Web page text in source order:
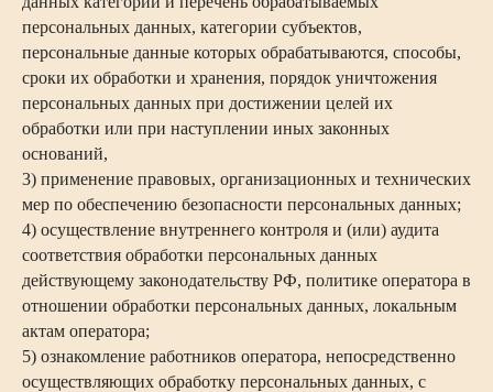
персональных данных, категории субъектов,
персональные данные которых обрабатываются, способы,
сроки их обработки и хранения, порядок уничтожения
персональных данных при достижении целей их
обработки или при наступлении иных законных
оснований,
3) применение правовых, организационных и технических
мер по обеспечению безопасности персональных данных;
4) осуществление внутреннего контроля и (или) аудита
соответствия обработки персональных данных
действующему законодательству РФ, политике оператора в
отношении обработки персональных данных, локальным
актам оператора;
5) ознакомление работников оператора, непосредственно
осуществляющих обработку персональных данных, с